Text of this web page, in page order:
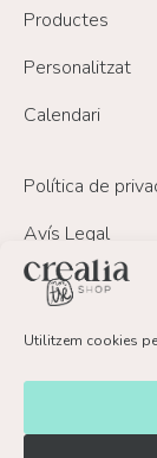
Utilitzem cookies
Productes
Personalitzat
Calendari
Política de
Avís Legal
Política de
Política de